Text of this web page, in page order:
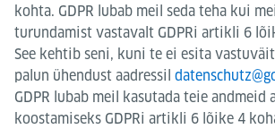
kohta. GDPR lubab meil seda teha kui
turundamist vastavalt GDPRi artikli 6
See kehtib seni, kuni te ei esita
palun ühendust aadressil
GDPR lubab meil kasutada teie andmeid
koostamiseks GDPRi artikli 6 lõike 4